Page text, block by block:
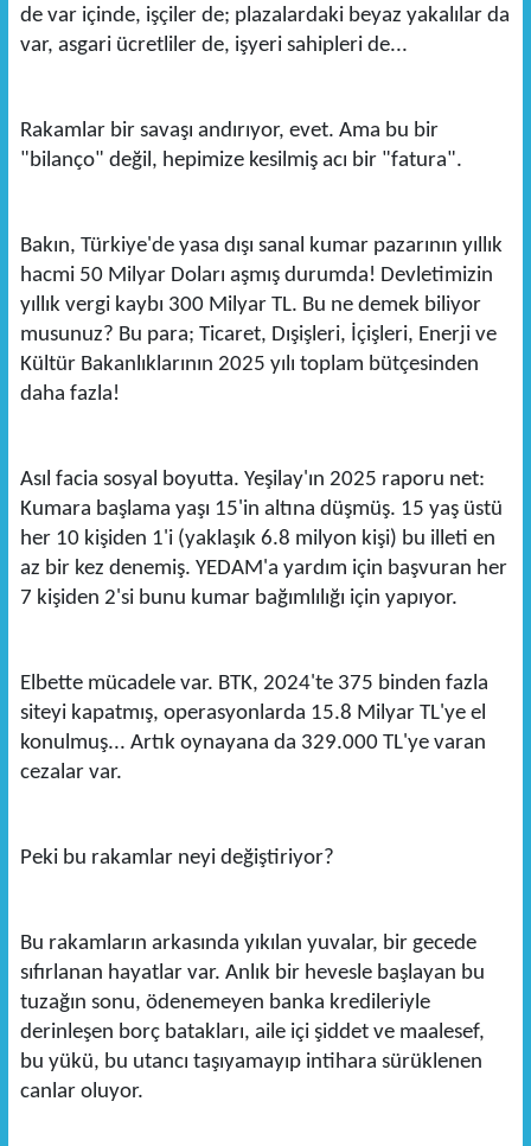
de var içinde, işçiler de; plazalardaki beyaz yakalılar da
var, asgari ücretliler de, işyeri sahipleri de...
Rakamlar bir savaşı andırıyor, evet. Ama bu bir
"bilanço" değil, hepimize kesilmiş acı bir "fatura".
Bakın, Türkiye'de yasa dışı sanal kumar pazarının yıllık
hacmi 50 Milyar Doları aşmış durumda! Devletimizin
yıllık vergi kaybı 300 Milyar TL. Bu ne demek biliyor
musunuz? Bu para; Ticaret, Dışişleri, İçişleri, Enerji ve
Kültür Bakanlıklarının 2025 yılı toplam bütçesinden
daha fazla!
Asıl facia sosyal boyutta. Yeşilay'ın 2025 raporu net:
Kumara başlama yaşı 15'in altına düşmüş. 15 yaş üstü
her 10 kişiden 1'i (yaklaşık 6.8 milyon kişi) bu illeti en
az bir kez denemiş. YEDAM'a yardım için başvuran her
7 kişiden 2'si bunu kumar bağımlılığı için yapıyor.
Elbette mücadele var. BTK, 2024'te 375 binden fazla
siteyi kapatmış, operasyonlarda 15.8 Milyar TL'ye el
konulmuş... Artık oynayana da 329.000 TL'ye varan
cezalar var.
Peki bu rakamlar neyi değiştiriyor?
Bu rakamların arkasında yıkılan yuvalar, bir gecede
sıfırlanan hayatlar var. Anlık bir hevesle başlayan bu
tuzağın sonu, ödenemeyen banka kredileriyle
derinleşen borç batakları, aile içi şiddet ve maalesef,
bu yükü, bu utancı taşıyamayıp intihara sürüklenen
canlar oluyor.